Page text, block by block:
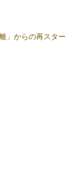
」からの再スター